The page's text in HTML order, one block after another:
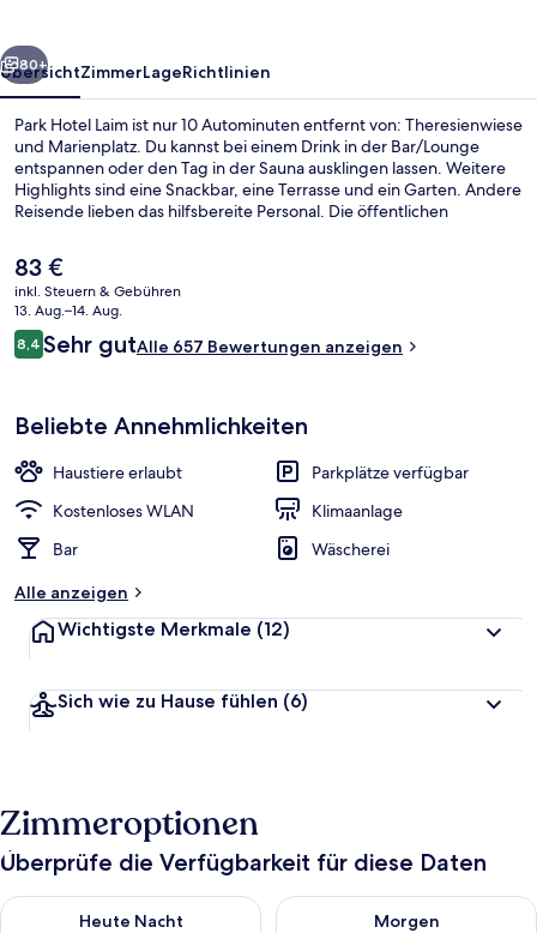
Weiter
80+
ÜbersichtZimmerLageRichtlinien
Park Hotel Laim ist nur 10 Autominuten entfernt von: Theresienwiese
und Marienplatz. Du kannst bei einem Drink in der Bar/Lounge
entspannen oder den Tag in der Sauna ausklingen lassen. Weitere
Highlights sind eine Snackbar, eine Terrasse und ein Garten. Andere
Reisende lieben das hilfsbereite Personal. Die öffentlichen
Bahnhof Friedenheimer Straße sind es nur wenige Schritte und zur
Straßenbahnhaltestelle Siglstraße 2 Minuten.
Der
aktuelle
Preis
beträgt
83 €.
83 €
inkl. Steuern & Gebühren
13. Aug.–14. Aug.
Bewertungen
8,48,4 von 10.
Sehr gutAlle 657 Bewertungen anzeigen
Beliebte Annehmlichkeiten
Haustiere erlaubt
Parkplätze verfügbar
Kostenloses WLAN
Klimaanlage
Bar
Wäscherei
Alle anzeigen
Wichtigste Merkmale (12)
Sich wie zu Hause fühlen (6)
Zimmeroptionen
Überprüfe die Verfügbarkeit für diese Daten
Heute Nacht
Überprüfe die Verfügbarkeit für heute Nacht, Aug. 8 - Aug. 9.
Morgen
Überprüfe die Verfügbarkeit